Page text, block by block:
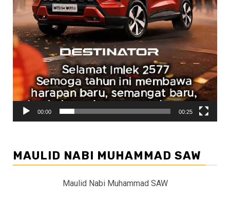
00:00 00:25
MAULID NABI MUHAMMAD SAW
Maulid Nabi Muhammad SAW